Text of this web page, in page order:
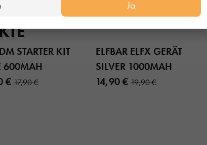
Ja
STARTER KIT
600MAH
€ 17,90 €
ELFBAR ELFX GERÄT
SILVER 1000MAH
14,90 €19,90 €